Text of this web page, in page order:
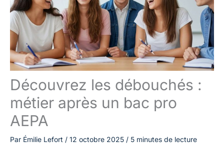
Découvrez les débouchés :
métier après un bac pro
AEPA
Par Émilie Lefort / 12 octobre 2025 / 5 minutes de lecture